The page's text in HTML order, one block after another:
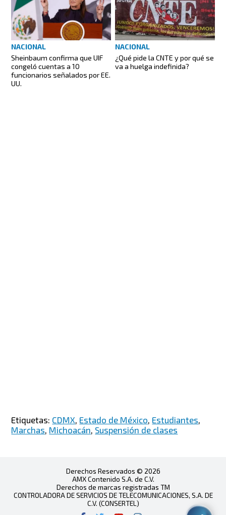
NACIONAL
Sheinbaum confirma que UIF
congeló cuentas a 10
funcionarios señalados por EE.
UU.
NACIONAL
¿Qué pide la CNTE y por qué se
va a huelga indefinida?
Etiquetas: CDMX, Estado de México, Estudiantes,
Marchas, Michoacán, Suspensión de clases
Derechos Reservados © 2026
AMX Contenido S.A. de C.V.
Derechos de marcas registradas TM
CONTROLADORA DE SERVICIOS DE TELECOMUNICACIONES, S.A. DE
C.V. (CONSERTEL)